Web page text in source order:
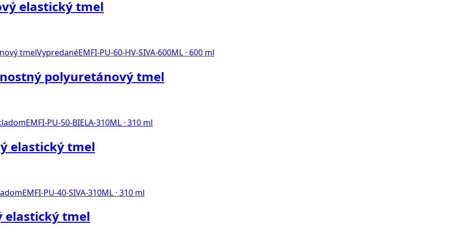
elastický tmel
VypredanéEMFI-PU-60-HV-SIVA-600ML · 600 ml
polyuretánový tmel
EMFI-PU-50-BIELA-310ML · 310 ml
elastický tmel
EMFI-PU-40-SIVA-310ML · 310 ml
elastický tmel